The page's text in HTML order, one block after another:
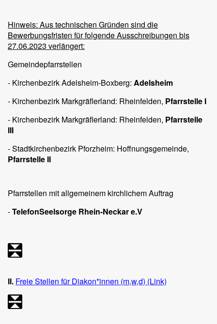
Hinweis: Aus technischen Gründen sind die
Bewerbungsfristen für folgende Ausschreibungen bis
27.06.2023 verlängert:
Gemeindepfarrstellen
- Kirchenbezirk Adelsheim-Boxberg: Adelsheim
- Kirchenbezirk Markgräflerland: Rheinfelden, Pfarrstelle I
- Kirchenbezirk Markgräflerland: Rheinfelden, Pfarrstelle
III
- Stadtkirchenbezirk Pforzheim: Hoffnungsgemeinde,
Pfarrstelle II
Pfarrstellen mit allgemeinem kirchlichem Auftrag
-TelefonSeelsorge Rhein-Neckar e.V
II. Freie Stellen für Diakon*innen (m,w,d) (Link)